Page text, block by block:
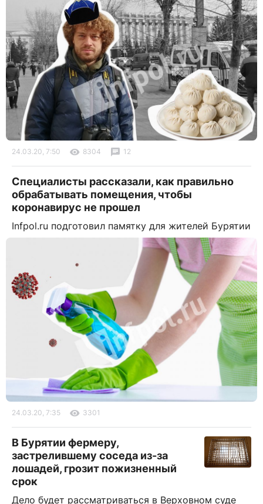
24.03.20, 7:50 8304 12
Специалисты рассказали, как правильно
обрабатывать помещения, чтобы
коронавирус не прошел
Infpol.ru подготовил памятку для жителей Бурятии
24.03.20, 7:35 3301
В Бурятии фермеру,
застрелившему соседа из-за
лошадей, грозит пожизненный
срок
Дело будет рассматриваться в Верховном суде